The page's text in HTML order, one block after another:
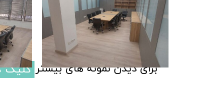
برای دیدن نمونه های بیشتر کلیک